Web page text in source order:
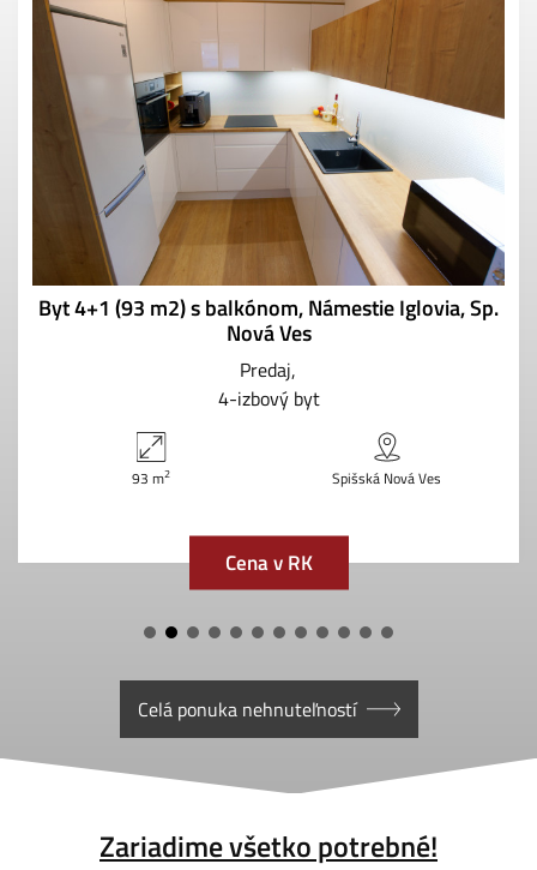
Byt 4+1 (93 m2) s balkónom, Námestie Iglovia, Sp.
Nová Ves
Predaj
4-izbový byt
93 m2 Spišská Nová Ves
Cena v RK
Celá ponuka nehnuteľností
Zariadime všetko potrebné!